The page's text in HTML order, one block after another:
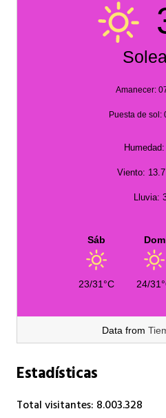
Amanecer:
Puesta de sol:
Viento:
Lluvia:
Sáb
23/31°C
Dom
24/
Data from
Estadísticas
Total visitantes: 8.003.328